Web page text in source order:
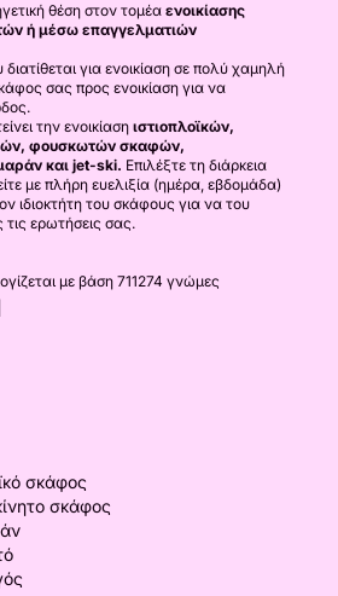
θέση στον τομέα ενοικίασης
ή μέσω επαγγελματιών
για ενοικίαση σε πολύ χαμηλή
σας προς ενοικίαση για να
την ενοικίαση ιστιοπλοϊκών,
φουσκωτών σκαφών,
και jet-ski. Επιλέξτε τη διάρκεια
με πλήρη ευελιξία (ημέρα, εβδομάδα)
ιδιοκτήτη του σκάφους για να του
τις ερωτήσεις σας.
με βάση 711274 γνώμες
σκάφος
σκάφος